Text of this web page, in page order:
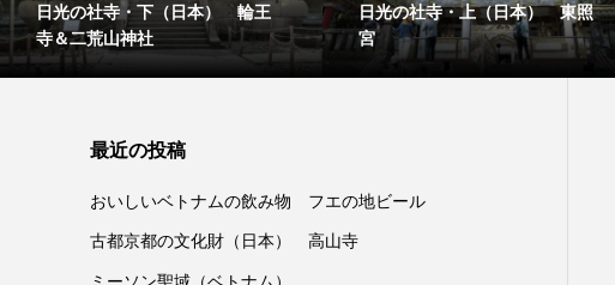
日光の社寺・下（日本） 輪王
寺＆二荒山神社
日光の社寺・上（日本） 東照
宮
最近の投稿
おいしいベトナムの飲み物 フエの地ビール
古都京都の文化財（日本） 高山寺
ミーソン聖域（ベトナム）